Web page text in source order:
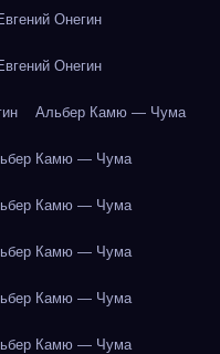
Онегин
Онегин
Альбер Камю — Чума
Камю — Чума
Камю — Чума
Камю — Чума
Камю — Чума
Камю — Чума